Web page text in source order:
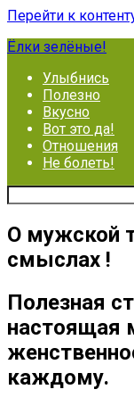
Перейти к
Ёлки зелёные!
Улыбнись
Полезно
Вкусно
Вот это да!
Отношения
Не болеть!
О мужской
смыслах !
Полезная
настоящая
каждому.